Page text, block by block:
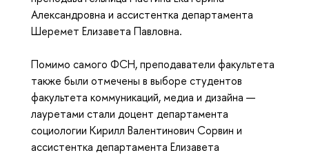
Александровна и ассистентка департамента
Шеремет Елизавета Павловна.
Помимо самого ФСН, преподаватели факультета
также были отмечены в выборе студентов
факультета коммуникаций, медиа и дизайна —
лауретами стали доцент департамента
социологии Кирилл Валентинович Сорвин и
ассистентка департамента Елизавета